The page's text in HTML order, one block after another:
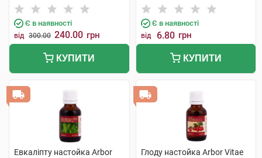
Є в наявності
від 300.00 240.00 грн
КУПИТИ
Є в наявності
від 6.80 грн
КУПИТИ
Евкаліпту настойка Arbor
Глоду настойка Arbor Vitae